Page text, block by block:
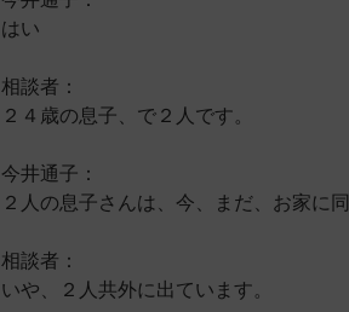
はい
相談者：
２４歳の息子、で２人です。
今井通子：
２人の息子さんは、今、まだ、お家に
相談者：
いや、２人共外に出ています。